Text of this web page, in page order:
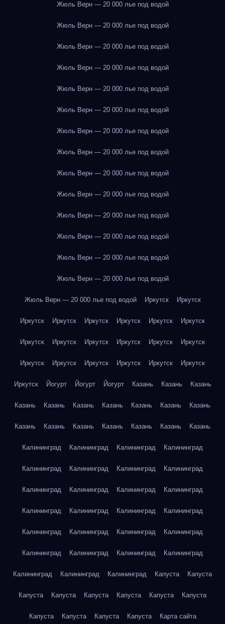
Жюль Верн — 20 000 лье под водой
Жюль Верн — 20 000 лье под водой
Жюль Верн — 20 000 лье под водой
Жюль Верн — 20 000 лье под водой
Жюль Верн — 20 000 лье под водой
Жюль Верн — 20 000 лье под водой
Жюль Верн — 20 000 лье под водой
Жюль Верн — 20 000 лье под водой
Жюль Верн — 20 000 лье под водой
Жюль Верн — 20 000 лье под водой
Жюль Верн — 20 000 лье под водой
Жюль Верн — 20 000 лье под водой
Жюль Верн — 20 000 лье под водой
Жюль Верн — 20 000 лье под водой
Жюль Верн — 20 000 лье под водой Иркутск Иркутск
Иркутск Иркутск Иркутск Иркутск Иркутск Иркутск
Иркутск Иркутск Иркутск Иркутск Иркутск Иркутск
Иркутск Иркутск Иркутск Иркутск Иркутск Иркутск
Иркутск Йогурт Йогурт Йогурт Казань Казань Казань
Казань Казань Казань Казань Казань Казань Казань
Казань Казань Казань Казань Казань Казань Казань
Калининград Калининград Калининград Калининград
Калининград Калининград Калининград Калининград
Калининград Калининград Калининград Калининград
Калининград Калининград Калининград Калининград
Калининград Калининград Калининград Калининград
Калининград Калининград Калининград Калининград
Калининград Калининград Калининград Капуста Капуста
Капуста Капуста Капуста Капуста Капуста Капуста
Капуста Капуста Капуста Капуста Карта сайта